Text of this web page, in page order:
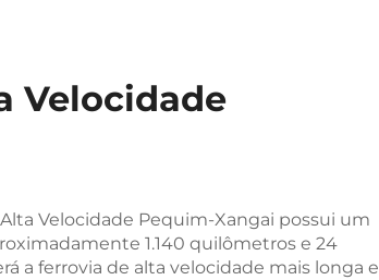
Velocidade
Velocidade Pequim-Xangai possui um
1.140 quilômetros e 24
a ferrovia de alta velocidade mais longa e